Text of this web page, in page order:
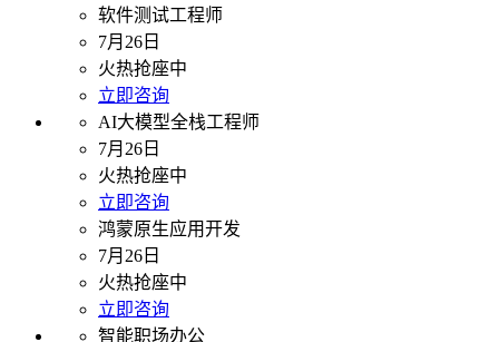
软件测试工程师
7月26日
火热抢座中
立即咨询
AI大模型全栈工程师
7月26日
火热抢座中
立即咨询
鸿蒙原生应用开发
7月26日
火热抢座中
立即咨询
智能职场办公